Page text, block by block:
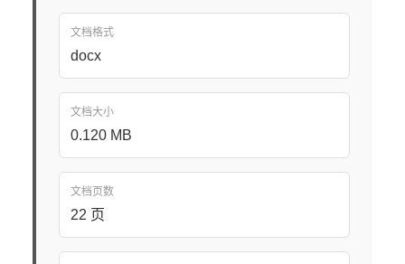
文档格式
docx
文档大小
0.120 MB
文档页数
22 页